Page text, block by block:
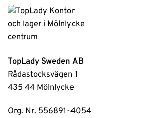
TopLady Sweden AB
Rådastocksvägen 1
435 44 Mölnlycke
Org. Nr. 556891-4054